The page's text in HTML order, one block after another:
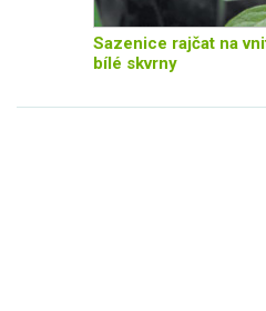
Sazenice rajčat na
bílé skvrny